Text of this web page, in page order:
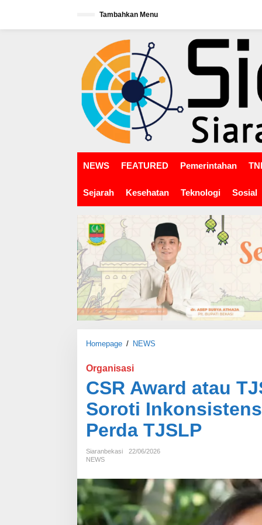
w
Tambahkan Menu
NEWS FEATURED Pemerintahan
Sejarah Kesehatan Teknologi Sosial
Homepage / NEWS
w
r
d
a
a
T
P
Organisasi
CSR Award atau
Soroti
Perda TJSLP
Siaranbekasi
22/06/2026
NEWS